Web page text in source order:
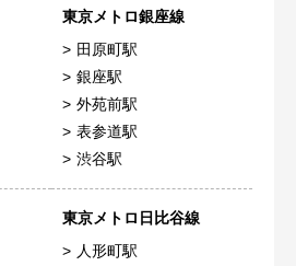
東京メトロ銀座線
田原町駅
銀座駅
外苑前駅
表参道駅
渋谷駅
東京メトロ日比谷線
人形町駅